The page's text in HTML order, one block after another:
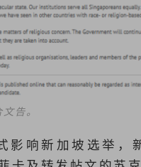
告。
影响新加坡选举，